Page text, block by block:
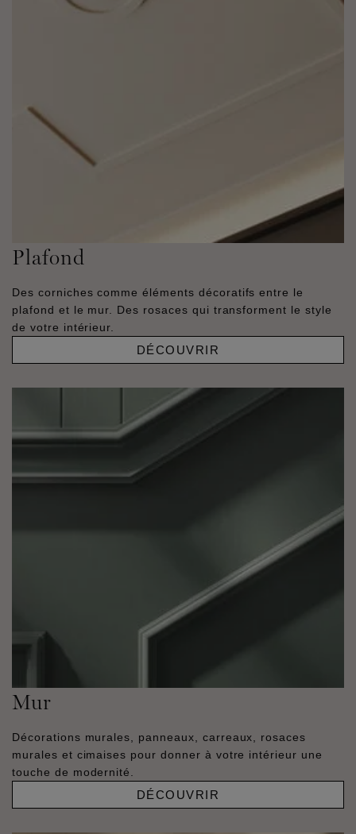
Plafond
Des corniches comme éléments décoratifs entre le
plafond et le mur. Des rosaces qui transforment le style
de votre intérieur.
DÉCOUVRIR
Mur
Décorations murales, panneaux, carreaux, rosaces
murales et cimaises pour donner à votre intérieur une
touche de modernité.
DÉCOUVRIR